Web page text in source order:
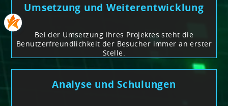
Umsetzung und Weiterentwicklung
Bei der Umsetzung Ihres Projektes steht die
Benutzerfreundlichkeit der Besucher immer an erster
Stelle.
Analyse und Schulungen